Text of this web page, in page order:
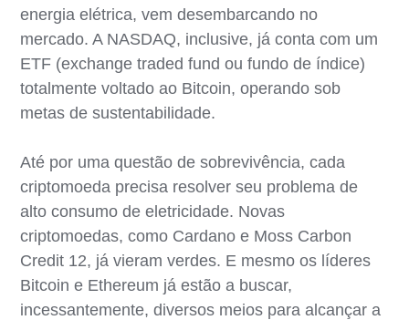
energia elétrica, vem desembarcando no
mercado. A NASDAQ, inclusive, já conta com um
ETF (exchange traded fund ou fundo de índice)
totalmente voltado ao Bitcoin, operando sob
metas de sustentabilidade.
Até por uma questão de sobrevivência, cada
criptomoeda precisa resolver seu problema de
alto consumo de eletricidade. Novas
criptomoedas, como Cardano e Moss Carbon
Credit 12, já vieram verdes. E mesmo os líderes
Bitcoin e Ethereum já estão a buscar,
incessantemente, diversos meios para alcançar a